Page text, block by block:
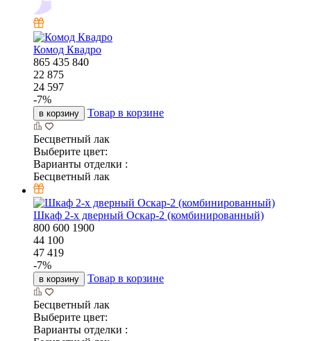
Комод Квадро
865 435 840
22 875
24 597
-7%
в корзину Товар в корзине
Бесцветный лак
Выберите цвет:
Варианты отделки :
Бесцветный лак
Шкаф 2-х дверный Оскар-2 (комбинированный)
800 600 1900
44 100
47 419
-7%
в корзину Товар в корзине
Бесцветный лак
Выберите цвет:
Варианты отделки :